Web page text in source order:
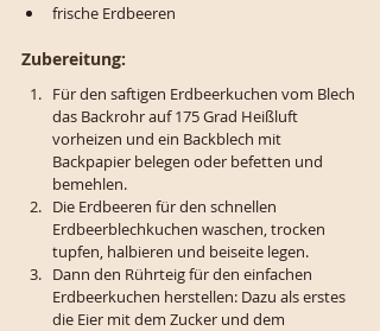
frische Erdbeeren
Zubereitung:
Für den saftigen Erdbeerkuchen vom Blech
das Backrohr auf 175 Grad Heißluft
vorheizen und ein Backblech mit
Backpapier belegen oder befetten und
bemehlen.
Die Erdbeeren für den schnellen
Erdbeerblechkuchen waschen, trocken
tupfen, halbieren und beiseite legen.
Dann den Rührteig für den einfachen
Erdbeerkuchen herstellen: Dazu als erstes
die Eier mit dem Zucker und dem